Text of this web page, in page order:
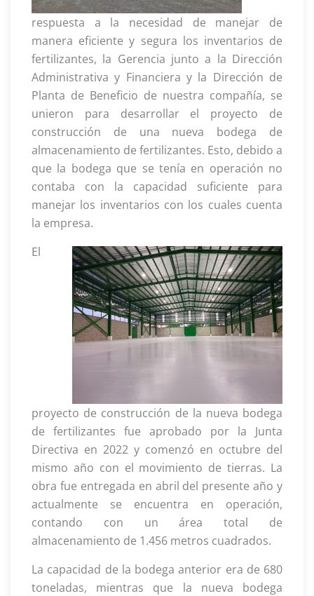
respuesta a la necesidad de manejar de
manera eficiente y segura los inventarios de
fertilizantes, la Gerencia junto a la Dirección
Administrativa y Financiera y la Dirección de
Planta de Beneficio de nuestra compañía, se
unieron para desarrollar el proyecto de
construcción de una nueva bodega de
almacenamiento de fertilizantes. Esto, debido a
que la bodega que se tenía en operación no
contaba con la capacidad suficiente para
manejar los inventarios con los cuales cuenta
la empresa.
El
proyecto de construcción de la nueva bodega
de fertilizantes fue aprobado por la Junta
Directiva en 2022 y comenzó en octubre del
mismo año con el movimiento de tierras. La
obra fue entregada en abril del presente año y
actualmente se encuentra en operación,
contando con un área total de
almacenamiento de 1.456 metros cuadrados.
La capacidad de la bodega anterior era de 680
toneladas, mientras que la nueva bodega